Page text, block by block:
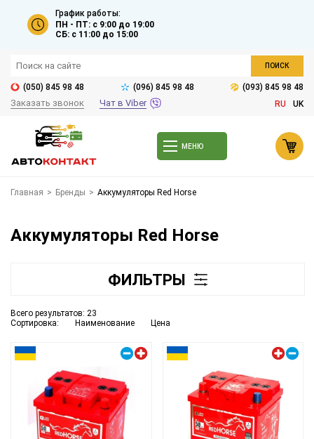
График работы:
ПН - ПТ: с 9:00 до 19:00
СБ: с 11:00 до 15:00
ПОИСК
(050) 845 98 48 (096) 845 98 48 (093) 845 98 48
Заказать звонок Чат в Viber RU UK
МЕНЮ
Главная > Бренды > Aккумуляторы Red Horse
Aккумуляторы Red Horse
ФИЛЬТРЫ
Сортировка: Наименование Цена
Всего результатов: 23